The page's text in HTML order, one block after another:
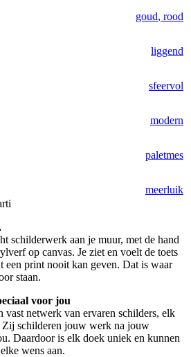
goud, rood
liggend
sfeervol
modern
paletmes
meerluik
schilderwerk aan je muur, met de hand
op canvas. Je ziet en voelt de toets
een print nooit kan geven. Dat is waar
staan.
voor jou
vast netwerk van ervaren schilders, elk
Zij schilderen jouw werk na jouw
Daardoor is elk doek uniek en kunnen
wens aan.